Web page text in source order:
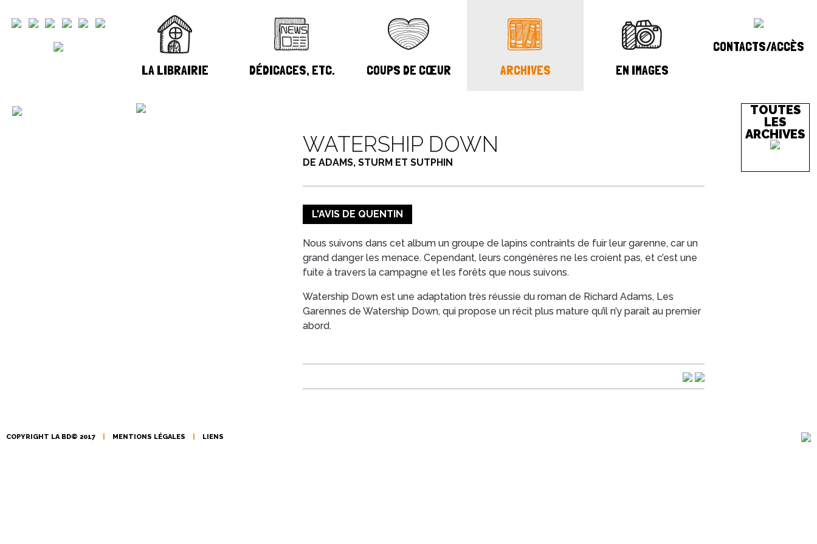
LA LIBRAIRIE DÉDICACES, ETC. COUPS DE CŒUR ARCHIVES EN IMAGES
CONTACTS/ACCÈS
WATERSHIP DOWN
DE ADAMS, STURM ET SUTPHIN
L'AVIS DE QUENTIN
Nous suivons dans cet album un groupe de lapins contraints de fuir leur garenne, car un
grand danger les menace. Cependant, leurs congénères ne les croient pas, et c’est une
fuite à travers la campagne et les forêts que nous suivons.
Watership Downest une adaptation très réussie du roman de Richard Adams, Les
Garennes de Watership Down, qui propose un récit plus mature qu’il n’y paraît au premier
abord.
TOUTES
LES
ARCHIVES
COPYRIGHT LA BD© 2017 MENTIONS LÉGALES LIENS